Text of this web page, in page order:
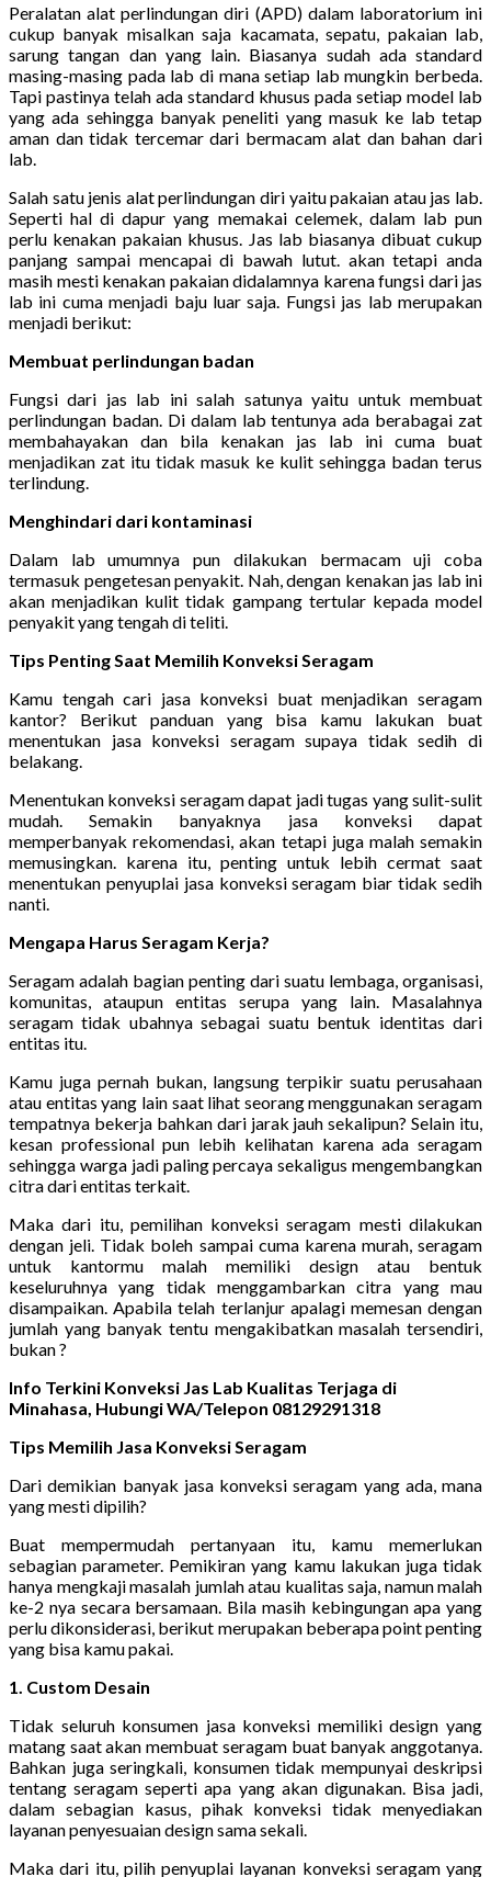
Peralatan alat perlindungan diri (APD) dalam laboratorium ini
cukup banyak misalkan saja kacamata, sepatu, pakaian lab,
sarung tangan dan yang lain. Biasanya sudah ada standard
masing-masing pada lab di mana setiap lab mungkin berbeda.
Tapi pastinya telah ada standard khusus pada setiap model lab
yang ada sehingga banyak peneliti yang masuk ke lab tetap
aman dan tidak tercemar dari bermacam alat dan bahan dari
lab.
Salah satu jenis alat perlindungan diri yaitu pakaian atau jas lab.
Seperti hal di dapur yang memakai celemek, dalam lab pun
perlu kenakan pakaian khusus. Jas lab biasanya dibuat cukup
panjang sampai mencapai di bawah lutut. akan tetapi anda
masih mesti kenakan pakaian didalamnya karena fungsi dari jas
lab ini cuma menjadi baju luar saja. Fungsi jas lab merupakan
menjadi berikut:
Membuat perlindungan badan
Fungsi dari jas lab ini salah satunya yaitu untuk membuat
perlindungan badan. Di dalam lab tentunya ada berabagai zat
membahayakan dan bila kenakan jas lab ini cuma buat
menjadikan zat itu tidak masuk ke kulit sehingga badan terus
terlindung.
Menghindari dari kontaminasi
Dalam lab umumnya pun dilakukan bermacam uji coba
termasuk pengetesan penyakit. Nah, dengan kenakan jas lab ini
akan menjadikan kulit tidak gampang tertular kepada model
penyakit yang tengah di teliti.
Tips Penting Saat Memilih Konveksi Seragam
Kamu tengah cari jasa konveksi buat menjadikan seragam
kantor? Berikut panduan yang bisa kamu lakukan buat
menentukan jasa konveksi seragam supaya tidak sedih di
belakang.
Menentukan konveksi seragam dapat jadi tugas yang sulit-sulit
mudah. Semakin banyaknya jasa konveksi dapat
memperbanyak rekomendasi, akan tetapi juga malah semakin
memusingkan. karena itu, penting untuk lebih cermat saat
menentukan penyuplai jasa konveksi seragam biar tidak sedih
nanti.
Mengapa Harus Seragam Kerja?
Seragam adalah bagian penting dari suatu lembaga, organisasi,
komunitas, ataupun entitas serupa yang lain. Masalahnya
seragam tidak ubahnya sebagai suatu bentuk identitas dari
entitas itu.
Kamu juga pernah bukan, langsung terpikir suatu perusahaan
atau entitas yang lain saat lihat seorang menggunakan seragam
tempatnya bekerja bahkan dari jarak jauh sekalipun? Selain itu,
kesan professional pun lebih kelihatan karena ada seragam
sehingga warga jadi paling percaya sekaligus mengembangkan
citra dari entitas terkait.
Maka dari itu, pemilihan konveksi seragam mesti dilakukan
dengan jeli. Tidak boleh sampai cuma karena murah, seragam
untuk kantormu malah memiliki design atau bentuk
keseluruhnya yang tidak menggambarkan citra yang mau
disampaikan. Apabila telah terlanjur apalagi memesan dengan
jumlah yang banyak tentu mengakibatkan masalah tersendiri,
bukan ?
Info Terkini Konveksi Jas Lab Kualitas Terjaga di
Minahasa, Hubungi WA/Telepon 08129291318
Tips Memilih Jasa Konveksi Seragam
Dari demikian banyak jasa konveksi seragam yang ada, mana
yang mesti dipilih?
Buat mempermudah pertanyaan itu, kamu memerlukan
sebagian parameter. Pemikiran yang kamu lakukan juga tidak
hanya mengkaji masalah jumlah atau kualitas saja, namun malah
ke-2 nya secara bersamaan. Bila masih kebingungan apa yang
perlu dikonsiderasi, berikut merupakan beberapa point penting
yang bisa kamu pakai.
1. Custom Desain
Tidak seluruh konsumen jasa konveksi memiliki design yang
matang saat akan membuat seragam buat banyak anggotanya.
Bahkan juga seringkali, konsumen tidak mempunyai deskripsi
tentang seragam seperti apa yang akan digunakan. Bisa jadi,
dalam sebagian kasus, pihak konveksi tidak menyediakan
layanan penyesuaian design sama sekali.
Maka dari itu, pilih penyuplai layanan konveksi seragam yang